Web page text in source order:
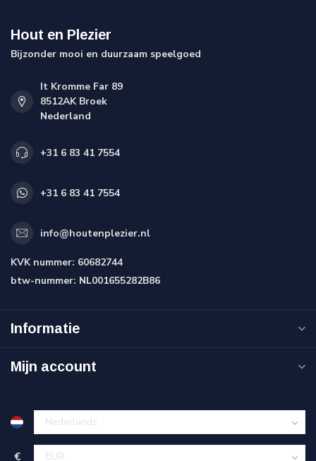
Hout en Plezier
Bijzonder mooi en duurzaam speelgoed
It Kromme Far 89
8512AK Broek
Nederland
+31 6 83 41 7554
+31 6 83 41 7554
info@houtenplezier.nl
KVK nummer: 60682744
btw-nummer: NL001655282B86
Informatie
Mijn account
€